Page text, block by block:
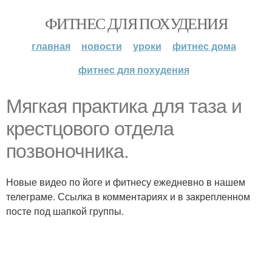
ФИТНЕС ДЛЯ ПОХУДЕНИЯ
главная новости уроки
фитнес дома
фитнес для похудения
Мягкая практика для таза и
крестцового отдела
позвоночника.
Новые видео по йоге и фитнесу ежедневно в нашем
телеграме. Ссылка в комментариях и в закрепленном
посте под шапкой группы.